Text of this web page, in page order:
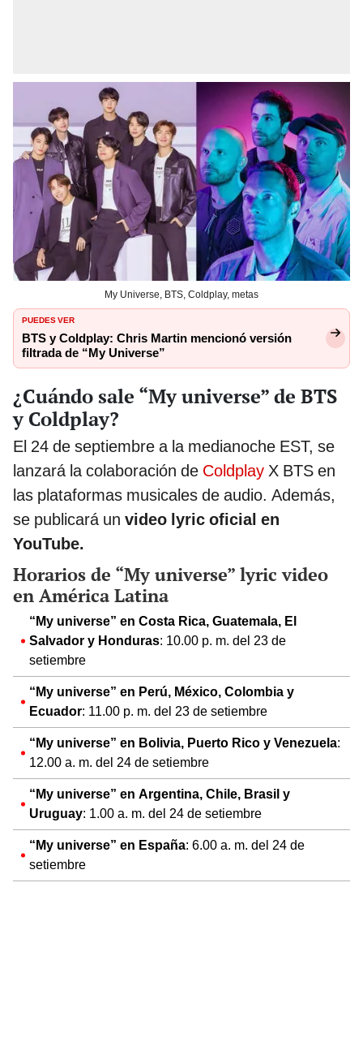
My Universe, BTS, Coldplay, metas
PUEDES VER
BTS y Coldplay: Chris Martin mencionó versión
filtrada de “My Universe”
¿Cuándo sale “My universe” de BTS
y Coldplay?
El 24 de septiembre a la medianoche EST, se
lanzará la colaboración de Coldplay X BTS en
las plataformas musicales de audio. Además,
se publicará un video lyric oficial en
YouTube.
Horarios de “My universe” lyric video
en América Latina
“My universe” en Costa Rica, Guatemala, El
Salvador y Honduras: 10.00 p. m. del 23 de
setiembre
“My universe” en Perú, México, Colombia y
Ecuador: 11.00 p. m. del 23 de setiembre
“My universe” en Bolivia, Puerto Rico y Venezuela:
12.00 a. m. del 24 de setiembre
“My universe” en Argentina, Chile, Brasil y
Uruguay: 1.00 a. m. del 24 de setiembre
“My universe” en España: 6.00 a. m. del 24 de
setiembre